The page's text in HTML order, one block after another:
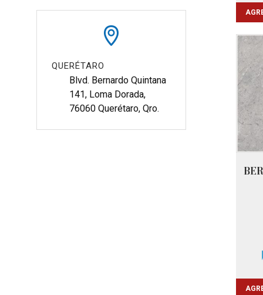
QUERÉTARO
Blvd. Bernardo Quintana
141, Loma Dorada,
76060 Querétaro, Qro.